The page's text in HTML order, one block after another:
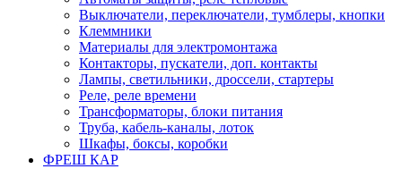
Выключатели, переключатели, тумблеры, кнопки
Клеммники
Материалы для электромонтажа
Контакторы, пускатели, доп. контакты
Лампы, светильники, дроссели, стартеры
Реле, реле времени
Трансформаторы, блоки питания
Труба, кабель-каналы, лоток
Шкафы, боксы, коробки
ФРЕШ КАР